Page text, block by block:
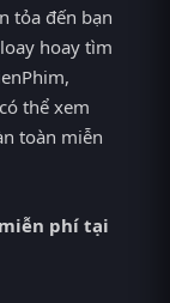
tỏa đến bạn
hoay tìm
thể xem
toàn miễn
phí tại